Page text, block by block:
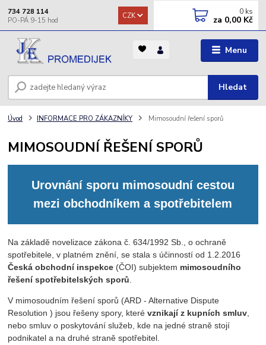
Menu
CZK
Hledat
734 728 114 0 ks
za 0,00 Kč
Úvod INFORMACE PRO ZÁKAZNÍKY Mimosoudní řešení sporů
MIMOSOUDNÍ ŘEŠENÍ SPORŮ
Urovnání sporu mimosoudní cestou
mezi obchodníkem a spotřebitelem
Na základě novelizace zákona č. 634/1992 Sb., o ochraně
spotřebitele, v platném znění, se stala s účinností od 1.2.2016
Česká obchodní inspekce (ČOI) subjektem mimosoudního
řešení spotřebitelských sporů
V mimosoudním řešení sporů (ARD - Alternative Dispute
Resolution ) jsou řešeny spory, kterévznikají z kupních smluv
nebo smluv o poskytování služeb, kde na jedné straně stojí
podnikatel a na druhé straně spotřebitel.